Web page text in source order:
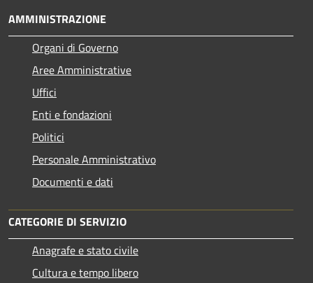
AMMINISTRAZIONE
Organi di Governo
Aree Amministrative
Uffici
Enti e fondazioni
Politici
Personale Amministrativo
Documenti e dati
CATEGORIE DI SERVIZIO
Anagrafe e stato civile
Cultura e tempo libero